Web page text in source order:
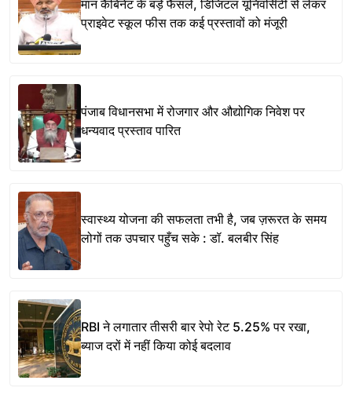
मान कैबिनेट के बड़े फैसले, डिजिटल यूनिवर्सिटी से लेकर
प्राइवेट स्कूल फीस तक कई प्रस्तावों को मंजूरी
पंजाब विधानसभा में रोजगार और औद्योगिक निवेश पर
धन्यवाद प्रस्ताव पारित
स्वास्थ्य योजना की सफलता तभी है, जब ज़रूरत के समय
लोगों तक उपचार पहुँच सके : डॉ. बलबीर सिंह
RBI ने लगातार तीसरी बार रेपो रेट 5.25% पर रखा,
ब्याज दरों में नहीं किया कोई बदलाव